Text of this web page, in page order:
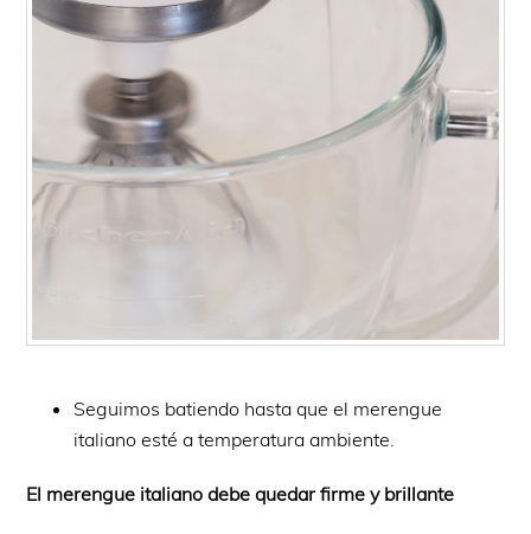
Seguimos batiendo hasta que el merengue
italiano esté a temperatura ambiente.
El merengue italiano debe quedar firme y brillante